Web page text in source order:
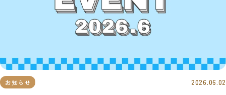
お知らせ 2026.06.02